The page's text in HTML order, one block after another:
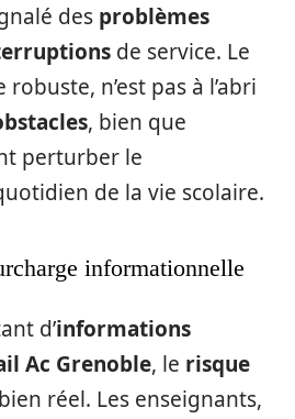
des problèmes
de service. Le
n’est pas à l’abri
, bien que
perturber le
de la vie scolaire.
informationnelle
d’informations
Ac Grenoble, le risque
réel. Les enseignants,